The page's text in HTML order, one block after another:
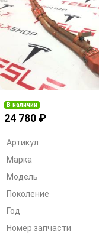
В наличии
24 780 ₽
Артикул
Марка
Модель
Поколение
Год
Номер запчасти